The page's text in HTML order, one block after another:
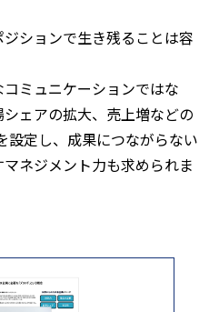
ションで生き残ることは容
ミュニケーションではな
ェアの拡大、売上増などの
設定し、成果につながらない
ネジメント力も求められま